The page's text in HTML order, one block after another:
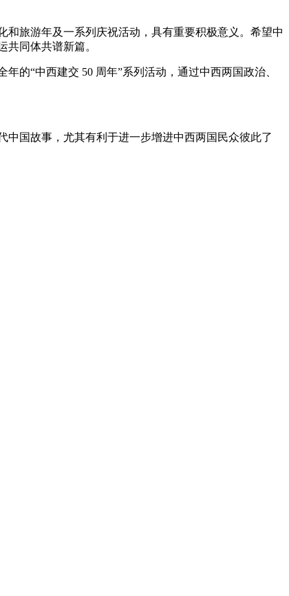
和旅游年及一系列庆祝活动，具有重要积极意义。希望中
同体共谱新篇。
的“中西建交 50 周年”系列活动，通过中西两国政治、
国故事，尤其有利于进一步增进中西两国民众彼此了